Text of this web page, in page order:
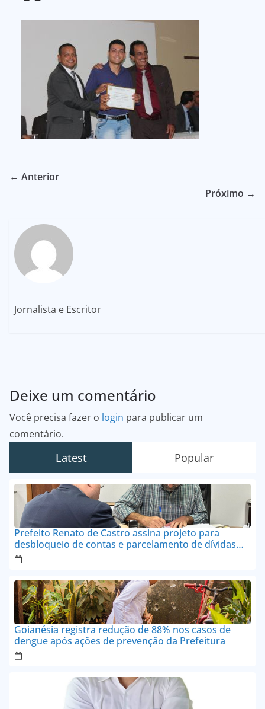
← Anterior
Próximo →
Jornalista e Escritor
Deixe um comentário
Você precisa fazer o login para publicar um
comentário.
Latest Popular
Prefeito Renato de Castro assina projeto para
desbloqueio de contas e parcelamento de dívidas
em até 24 vezes sem juros
Goianésia registra redução de 88% nos casos de
dengue após ações de prevenção da Prefeitura